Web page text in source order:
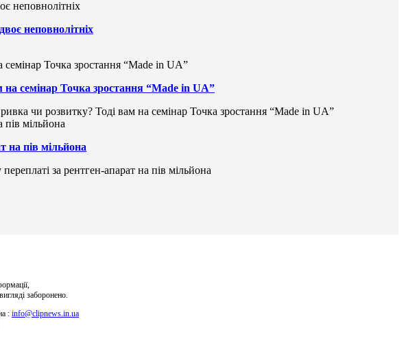
неповнолітніх
на семінар Точка зростання “Made in UA”
чи розвитку? Тоді вам на семінар Точка зростання “Made in UA”
на пів мільйона
за рентген-апарат на пів мільйона
заборонено.
: info@clipnews.in.ua